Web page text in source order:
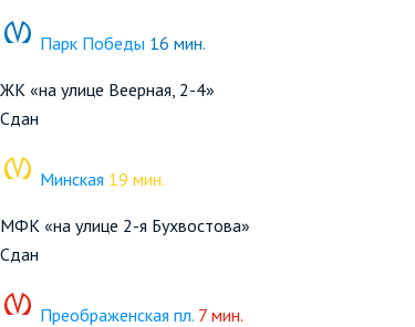
Парк Победы 16 мин.
ЖК «на улице Веерная, 2-4»
Сдан
Минская 19 мин.
МФК «на улице 2-я Бухвостова»
Сдан
Преображенская пл. 7 мин.